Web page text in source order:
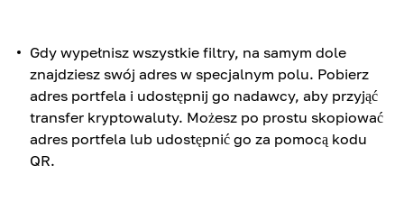
Gdy wypełnisz wszystkie filtry, na samym dole
znajdziesz swój adres w specjalnym polu. Pobierz
adres portfela i udostępnij go nadawcy, aby przyjąć
transfer kryptowaluty. Możesz po prostu skopiować
adres portfela lub udostępnić go za pomocą kodu
QR.